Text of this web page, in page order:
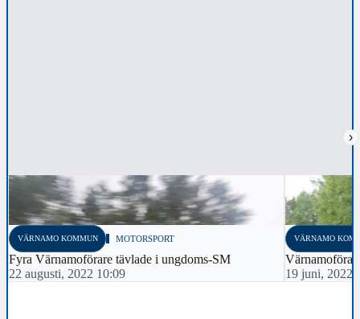
›
VÄRNAMO KOMMUN MOTORSPORT
Fyra Värnamoförare tävlade i ungdoms-SM
22 augusti, 2022 10:09
VÄRNAMO
19 juni, 2022